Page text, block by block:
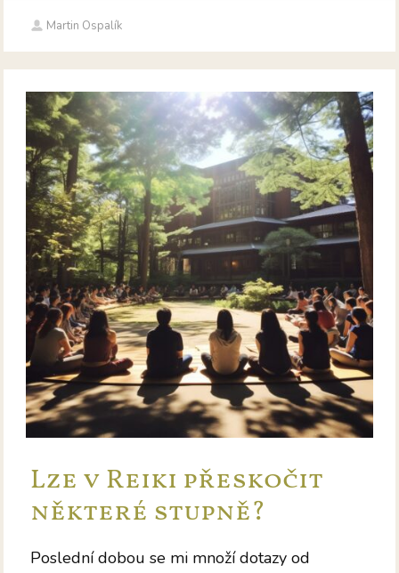
Martin Ospalík
Lze v Reiki přeskočit
některé stupně?
Poslední dobou se mi množí dotazy od